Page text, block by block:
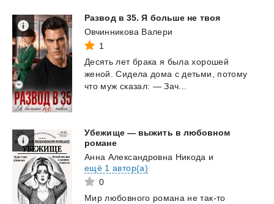
Развод в 35. Я больше не твоя
Овчинникова Валери
1
Десять лет брака я была хорошей
женой.
Сидела дома с детьми,
потому
что муж сказал: — Зач...
Убежище — выжить в любовном
романе
Анна Александровна Никода и
ещё 1 автор(а)
0
Мир любовного романа не так-то